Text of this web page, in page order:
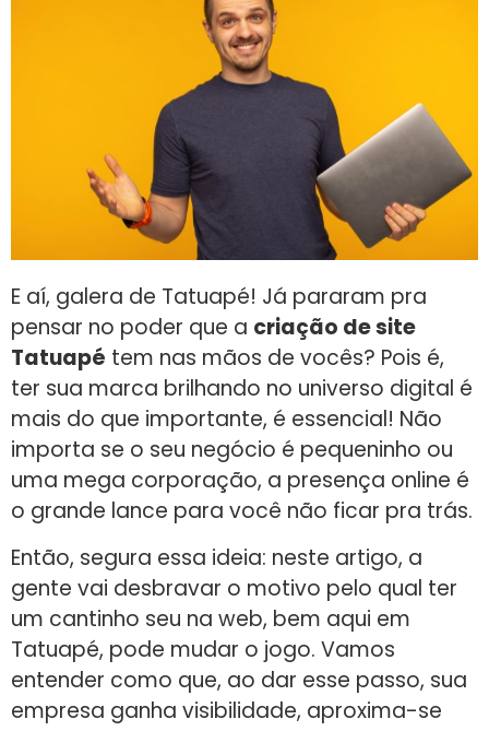
E aí, galera de Tatuapé! Já pararam pra
pensar no poder que a criação de site
Tatuapé tem nas mãos de vocês? Pois é,
ter sua marca brilhando no universo digital é
mais do que importante, é essencial! Não
importa se o seu negócio é pequeninho ou
uma mega corporação, a presença online é
o grande lance para você não ficar pra trás.
Então, segura essa ideia: neste artigo, a
gente vai desbravar o motivo pelo qual ter
um cantinho seu na web, bem aqui em
Tatuapé, pode mudar o jogo. Vamos
entender como que, ao dar esse passo, sua
empresa ganha visibilidade, aproxima-se